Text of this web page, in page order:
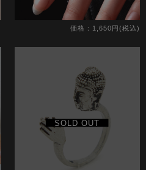
価格：1,650円(税込)
SOLD OUT